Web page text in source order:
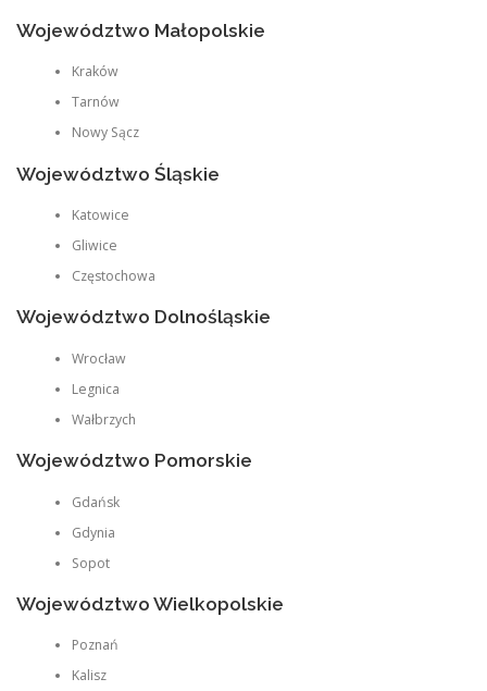
Województwo Małopolskie
Kraków
Tarnów
Nowy Sącz
Województwo Śląskie
Katowice
Gliwice
Częstochowa
Województwo Dolnośląskie
Wrocław
Legnica
Wałbrzych
Województwo Pomorskie
Gdańsk
Gdynia
Sopot
Województwo Wielkopolskie
Poznań
Kalisz